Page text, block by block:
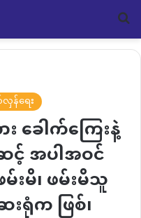
န်ရေး
ခေါက်ကြေးနဲ့
အပါအဝင်
မိ၊ ဖမ်းမိသူ
ရုံက ဖြစ်၊